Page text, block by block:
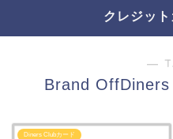
クレジッ
―
Brand OffDiners
Diners Clubカード